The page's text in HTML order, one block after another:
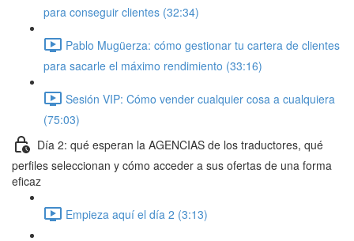
para conseguir clientes (32:34)
Pablo Mugüerza: cómo gestionar tu cartera de clientes
para sacarle el máximo rendimiento (33:16)
Sesión VIP: Cómo vender cualquier cosa a cualquiera
(75:03)
Día 2: qué esperan la AGENCIAS de los traductores, qué
perfiles seleccionan y cómo acceder a sus ofertas de una forma
eficaz
Empieza aquí el día 2 (3:13)